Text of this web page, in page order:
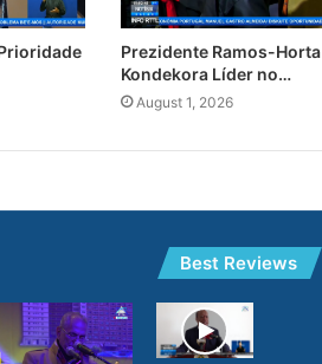
Prezidente Ramos-Horta
Kondekora Líder no…
August 1, 2026
Best Reviews